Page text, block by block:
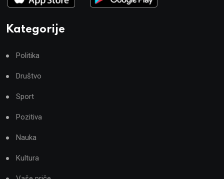
Kategorije
Politika
Društvo
Sport
Pozitiva
Nauka
Kultura